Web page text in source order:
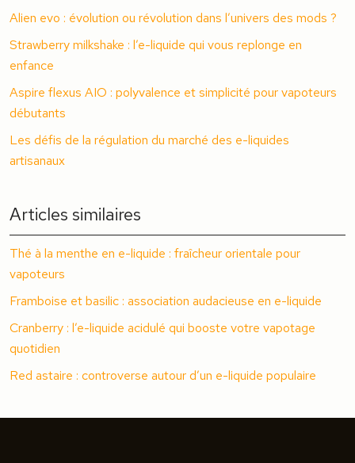
Alien evo : évolution ou révolution dans l’univers des mods ?
Strawberry milkshake : l’e-liquide qui vous replonge en
enfance
Aspire flexus AIO : polyvalence et simplicité pour vapoteurs
débutants
Les défis de la régulation du marché des e-liquides
artisanaux
Articles similaires
Thé à la menthe en e-liquide : fraîcheur orientale pour
vapoteurs
Framboise et basilic : association audacieuse en e-liquide
Cranberry : l’e-liquide acidulé qui booste votre vapotage
quotidien
Red astaire : controverse autour d’un e-liquide populaire